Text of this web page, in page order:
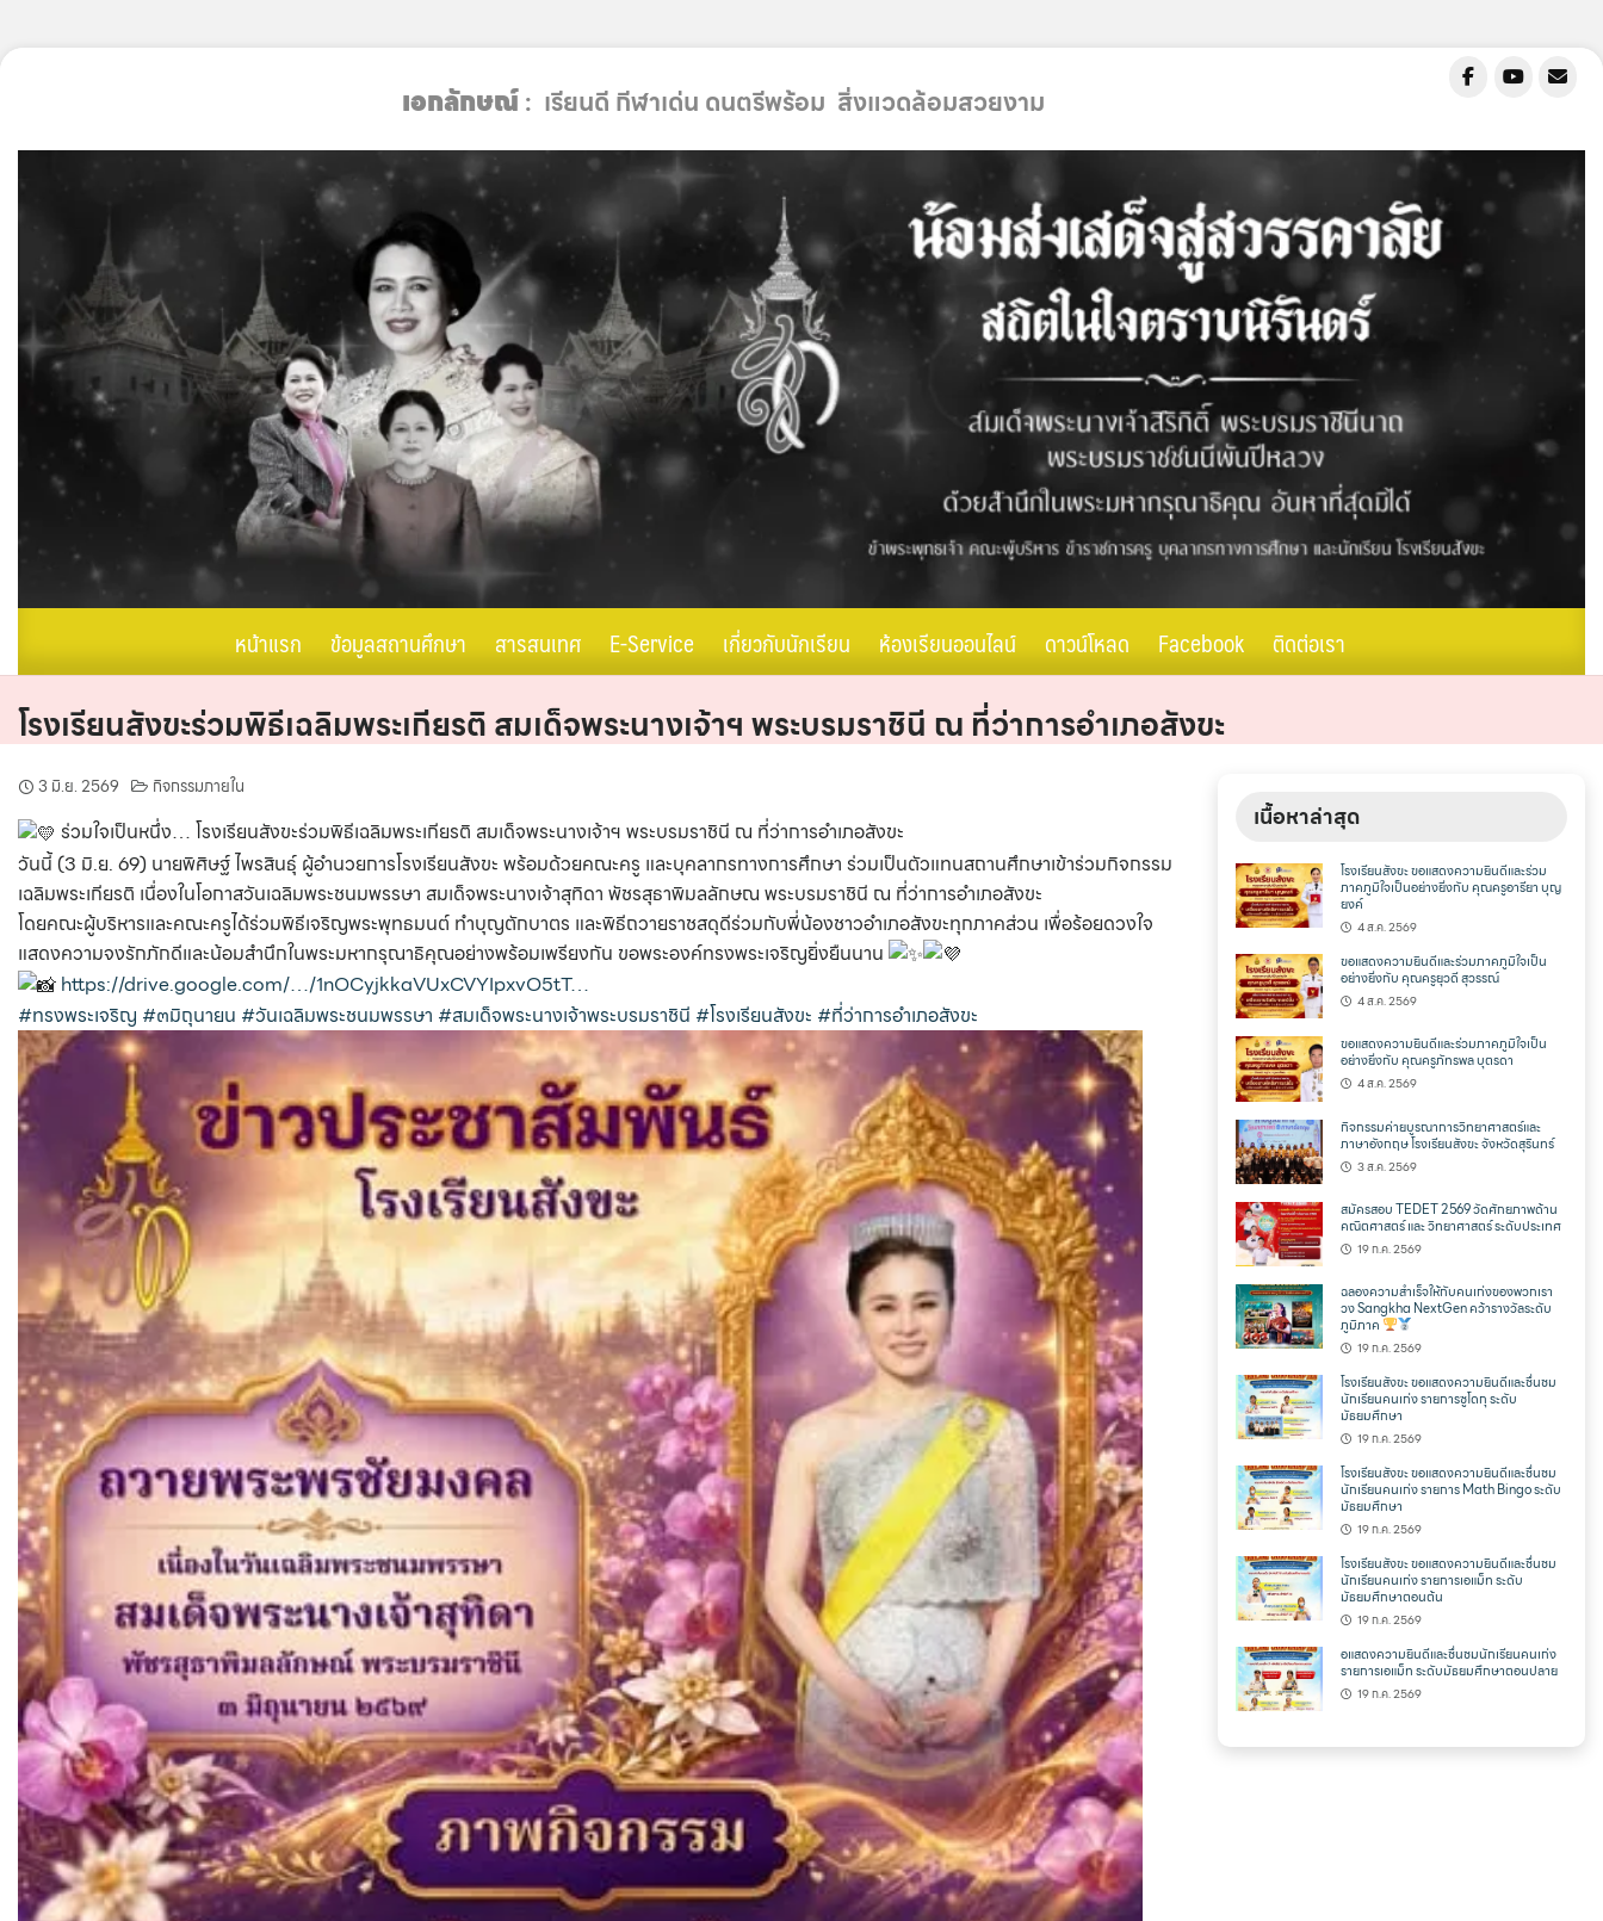
เอกลักษณ์: เรียนดี กีฬาเด่น ดนตรีพร้อม สิ่งแวดล้อมสวยงาม
หน้าแรก ข้อมูลสถานศึกษา สารสนเทศ E-Service เกี่ยวกับนักเรียน ห้องเรียนออนไลน์ ดาวน์โหลด Facebook ติดต่อเรา
โรงเรียนสังขะร่วมพิธีเฉลิมพระเกียรติ สมเด็จพระนางเจ้าฯ พระบรมราชินี ณ ที่ว่าการอำเภอสังขะ
3 มิ.ย. 2569 กิจกรรมภายใน
ร่วมใจเป็นหนึ่ง… โรงเรียนสังขะร่วมพิธีเฉลิมพระเกียรติ สมเด็จพระนางเจ้าฯ พระบรมราชินี ณ ที่ว่าการอำเภอสังขะ
วันนี้ (3 มิ.ย. 69) นายพิศิษฐ์ ไพรสินธุ์ ผู้อำนวยการโรงเรียนสังขะ พร้อมด้วยคณะครู และบุคลากรทางการศึกษา ร่วมเป็นตัวแทนสถานศึกษาเข้าร่วมกิจกรรม
เฉลิมพระเกียรติ เนื่องในโอกาสวันเฉลิมพระชนมพรรษา สมเด็จพระนางเจ้าสุทิดา พัชรสุธาพิมลลักษณ พระบรมราชินี ณ ที่ว่าการอำเภอสังขะ
โดยคณะผู้บริหารและคณะครูได้ร่วมพิธีเจริญพระพุทธมนต์ ทำบุญตักบาตร และพิธีถวายราชสดุดีร่วมกับพี่น้องชาวอำเภอสังขะทุกภาคส่วน เพื่อร้อยดวงใจ
แสดงความจงรักภักดีและน้อมสำนึกในพระมหากรุณาธิคุณอย่างพร้อมเพรียงกัน ขอพระองค์ทรงพระเจริญยิ่งยืนนาน
https://drive.google.com/…/1nOCyjkkaVUxCVYIpxvO5tT…
#ทรงพระเจริญ #๓มิถุนายน #วันเฉลิมพระชนมพรรษา #สมเด็จพระนางเจ้าพระบรมราชินี #โรงเรียนสังขะ #ที่ว่าการอำเภอสังขะ
เนื้อหาล่าสุด
โรงเรียนสังขะ ขอแสดงความยินดีและร่วม
ภาคภูมิใจเป็นอย่างยิ่งกับ คุณครูอารียา บุญ
ยงค์
4 ส.ค. 2569
ขอแสดงความยินดีและร่วมภาคภูมิใจเป็น
อย่างยิ่งกับ คุณครูยุวดี สุวรรณ์
4 ส.ค. 2569
ขอแสดงความยินดีและร่วมภาคภูมิใจเป็น
อย่างยิ่งกับ คุณครูภัทรพล บุตรดา
4 ส.ค. 2569
กิจกรรมค่ายบูรณาการวิทยาศาสตร์และ
ภาษาอังกฤษ โรงเรียนสังขะ จังหวัดสุรินทร์
3 ส.ค. 2569
สมัครสอบ TEDET 2569 วัดศักยภาพด้าน
คณิตศาสตร์ และ วิทยาศาสตร์ ระดับประเทศ
19 ก.ค. 2569
ฉลองความสำเร็จให้กับคนเก่งของพวกเรา
วง Sangkha NextGen คว้ารางวัลระดับ
ภูมิภาค
19 ก.ค. 2569
โรงเรียนสังขะ ขอแสดงความยินดีและชื่นชม
นักเรียนคนเก่ง รายการซูโดกุ ระดับ
มัธยมศึกษา
19 ก.ค. 2569
โรงเรียนสังขะ ขอแสดงความยินดีและชื่นชม
นักเรียนคนเก่ง รายการ Math Bingo ระดับ
มัธยมศึกษา
19 ก.ค. 2569
โรงเรียนสังขะ ขอแสดงความยินดีและชื่นชม
นักเรียนคนเก่ง รายการเอแม็ท ระดับ
มัธยมศึกษาตอนต้น
19 ก.ค. 2569
อแสดงความยินดีและชื่นชมนักเรียนคนเก่ง
รายการเอแม็ท ระดับมัธยมศึกษาตอนปลาย
19 ก.ค. 2569